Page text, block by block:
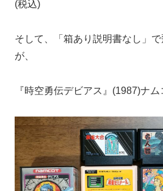
(税込)
そして、「箱あり説明書なし」
が、
『時空勇伝デビアス』(1987)ナ